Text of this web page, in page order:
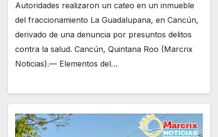
Autoridades realizaron un cateo en un inmueble
del fraccionamiento La Guadalupana, en Cancún,
derivado de una denuncia por presuntos delitos
contra la salud. Cancún, Quintana Roo (Marcrix
Noticias).— Elementos del…